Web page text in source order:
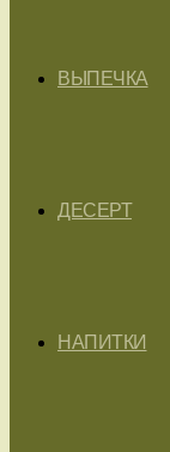
ВЫПЕЧКА
ДЕСЕРТ
НАПИТКИ